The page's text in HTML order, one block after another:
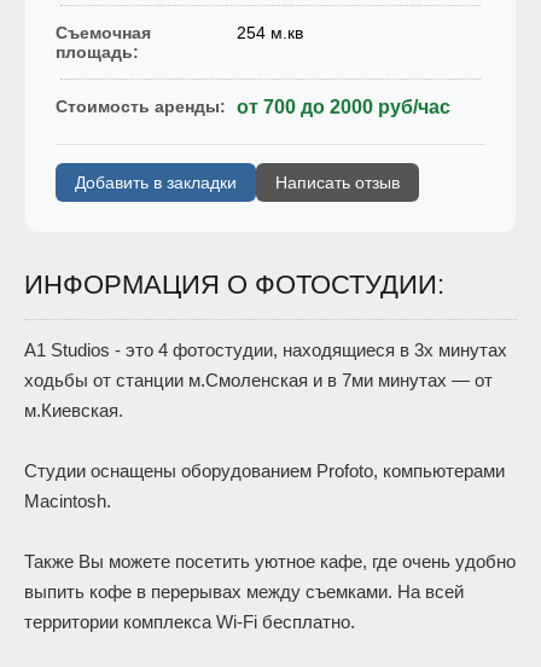
Съемочная
площадь:
254 м.кв
Стоимость аренды: от 700 до 2000 руб/час
Добавить в закладки Написать отзыв
ИНФОРМАЦИЯ О ФОТОСТУДИИ:
A1 Studios - это 4 фотостудии, находящиеся в 3х минутах
ходьбы от станции м.Смоленская и в 7ми минутах — от
м.Киевская.
Cтудии оснащены оборудованием Profoto, компьютерами
Macintosh.
Также Вы можете посетить уютное кафе, где очень удобно
выпить кофе в перерывах между съемками. На всей
территории комплекса Wi-Fi бесплатно.